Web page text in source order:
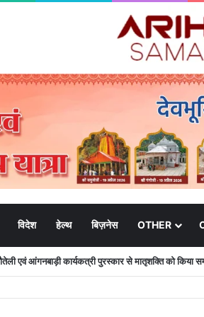
विदेश हेल्थ बिज़नेस OTHER
मनवीर चौहान के आश्वासन के बाद दो सप्ताह से चल रहा